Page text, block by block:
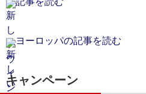
ヨーロッパの記事を読む
キャンペーン